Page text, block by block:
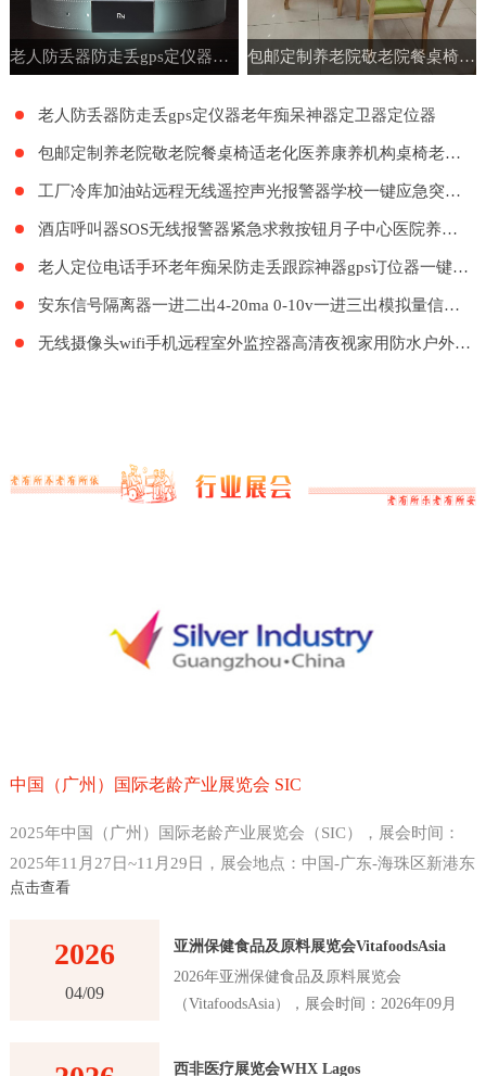
老人防丢器防走丢gps定仪器老年痴呆神器定卫器定位器 包邮定制养老院敬老院餐桌椅适老化医养康养机构桌椅老年公寓家具
老人防丢器防走丢gps定仪器老年痴呆神器定卫器定位器
包邮定制养老院敬老院餐桌椅适老化医养康养机构桌椅老年公寓家具
工厂冷库加油站远程无线遥控声光报警器学校一键应急突发紧急呼叫
酒店呼叫器SOS无线报警器紧急求救按钮月子中心医院养老院LORA远距离呼叫系统餐厅工厂餐饮呼叫器医护呼叫器
老人定位电话手环老年痴呆防走丢跟踪神器gps订位器一键报警手表
安东信号隔离器一进二出4-20ma 0-10v一进三出模拟量信号隔离器
无线摄像头wifi手机远程室外监控器高清夜视家用防水户外探头套装
中国（广州）国际老龄产业展览会 SIC
2025年中国（广州）国际老龄产业展览会（SIC），展会时间：
2025年11月27日~11月29日，展会地点：中国-广东-海珠区新港东
路1000号-广州保利世贸博览馆，主办方：中国老龄产业协会 、
点击查看
2026
04/09
亚洲保健食品及原料展览会VitafoodsAsia
2026年亚洲保健食品及原料展览会
（VitafoodsAsia），展会时间：2026年09月
New Ratchadapisek Rd., Khlong Toei,
西非医疗展览会WHX Lagos